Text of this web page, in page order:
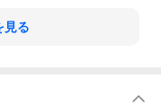
見る